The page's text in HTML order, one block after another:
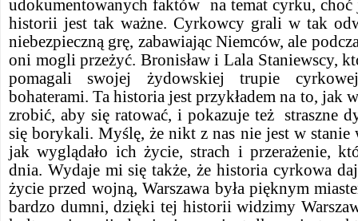
udokumentowanych faktów na temat cyrku,
historii jest tak ważne. Cyrkowcy grali w tak
niebezpieczną grę, zabawiając Niemców, ale
oni mogli przeżyć. Bronisław i Lala Staniewscy,
pomagali swojej żydowskiej trupie
bohaterami. Ta historia jest przykładem na to, jak
zrobić, aby się ratować, i pokazuje też straszne
się borykali. Myślę, że nikt z nas nie jest w stanie
jak wyglądało ich życie, strach i przerażenie,
dnia. Wydaje mi się także, że historia cyrkowa
życie przed wojną, Warszawa była pięknym
bardzo dumni, dzięki tej historii widzimy